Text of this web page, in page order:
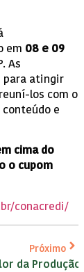
em 08 e 09
As
para atingir
los com o
e
cima do
o cupom
conacredi/
Próximo
da Produção